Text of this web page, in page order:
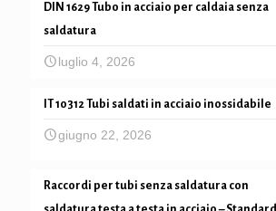
DIN 1629 Tubo in acciaio per caldaia senza
saldatura
luglio 4, 2026
IT 10312 Tubi saldati in acciaio inossidabile
giugno 22, 2026
Raccordi per tubi senza saldatura con